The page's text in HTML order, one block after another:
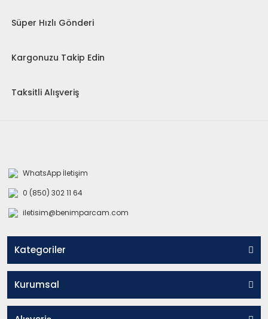
Süper Hızlı Gönderi
Kargonuzu Takip Edin
Taksitli Alışveriş
WhatsApp İletişim
0 (850) 302 11 64
iletisim@benimparcam.com
Kategoriler
Kurumsal